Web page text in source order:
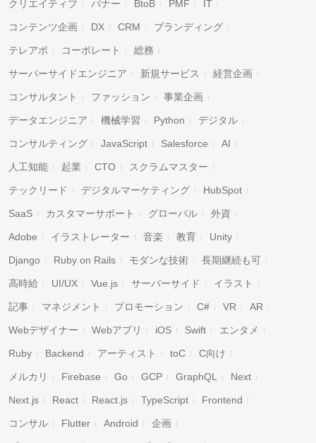
クリエイティブ バナー BtoB PMF IT
コンテンツ企画 DX CRM ブランディング
テレアポ コーポレート 総務
サーバーサイドエンジニア 新規サービス 経営企画
コンサルタント ファッション 事業企画
データエンジニア 機械学習 Python デジタル
コンサルティング JavaScript Salesforce AI
人工知能 起業 CTO スクラムマスター
テックリード デジタルマーケティング HubSpot
SaaS カスタマーサポート グローバル 外資
Adobe イラストレーター 音楽 教育 Unity
Django Ruby on Rails モダンな技術 長期継続も可
高時給 UI/UX Vue.js サーバーサイド イラスト
記事 マネジメント プロモーション C# VR AR
Webデザイナー Webアプリ iOS Swift エンタメ
Ruby Backend アーティスト toC C向け
メルカリ Firebase Go GCP GraphQL Next
Next.js React React.js TypeScript Frontend
コンサル Flutter Android 企画